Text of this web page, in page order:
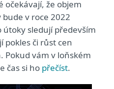
očekávají, že objem
v roce 2022
sledují především
pokles či růst cen
Pokud vám v loňském
čas si ho přečíst.